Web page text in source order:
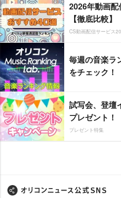
2026年動画
【徹底比較】
CS動画配信サービス
毎週の音楽ラ
をチェック！
試写会、登壇
プレゼント！
プレゼント特集